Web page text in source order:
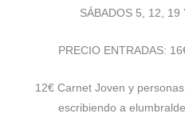
SÁBADOS 5, 12, 19
PRECIO ENTRADAS:
12€ Carnet Joven y
escribiendo a